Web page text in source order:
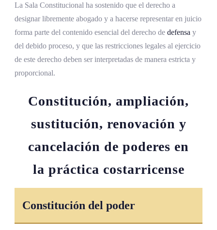
La Sala Constitucional ha sostenido que el derecho a
designar libremente abogado y a hacerse representar en juicio
forma parte del contenido esencial del derecho de defensa y
del debido proceso, y que las restricciones legales al ejercicio
de este derecho deben ser interpretadas de manera estricta y
proporcional.
Constitución, ampliación,
sustitución, renovación y
cancelación de poderes en
la práctica costarricense
Constitución del poder